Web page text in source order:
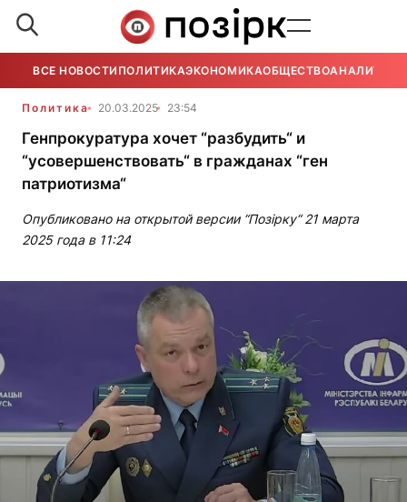
ВСЕ НОВОСТИ ПОЛИТИКАЭКОНОМИКАОБЩЕСТВОАНАЛИТИКА
Политика 20.03.2025 23:54
Генпрокуратура хочет “разбудить“ и
“усовершенствовать“ в гражданах “ген
патриотизма“
Опубликовано на открытой версии “Позірку“ 21 марта
2025 года в 11:24